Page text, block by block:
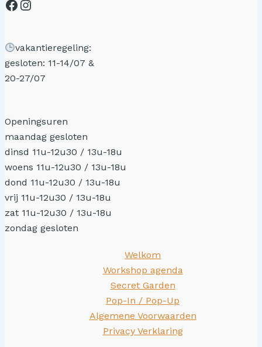
vakantieregeling:
gesloten: 11-14/07 &
20-27/07
Openingsuren
maandag gesloten
dinsd 11u-12u30 / 13u-18u
woens 11u-12u30 / 13u-18u
dond 11u-12u30 / 13u-18u
vrij 11u-12u30 / 13u-18u
zat 11u-12u30 / 13u-18u
zondag gesloten
Welkom
Workshop agenda
Secret Garden
Pop-In / Pop-Up
Algemene Voorwaarden
Privacy Verklaring